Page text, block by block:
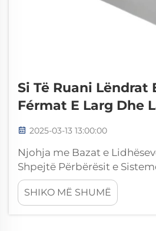
Si Të Ruani Lëndrat
Férmat E Larg Dhe
2025-03-13 13:00:00
Njohja me Bazat e
Shpejtë Përbërësit e
Hekurudhës Një sistem i
hekurudhës përfshin disa
punojnë së bashku:
SHIKO MË SHUMË